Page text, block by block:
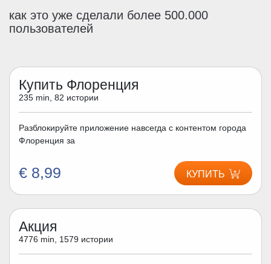
как это уже сделали более 500.000
пользователей
Купить Флоренция
235 min, 82 истории
Разблокируйте приложение навсегда с контентом города
Флоренция за
€ 8,99 КУПИТЬ
Акция
4776 min, 1579 истории